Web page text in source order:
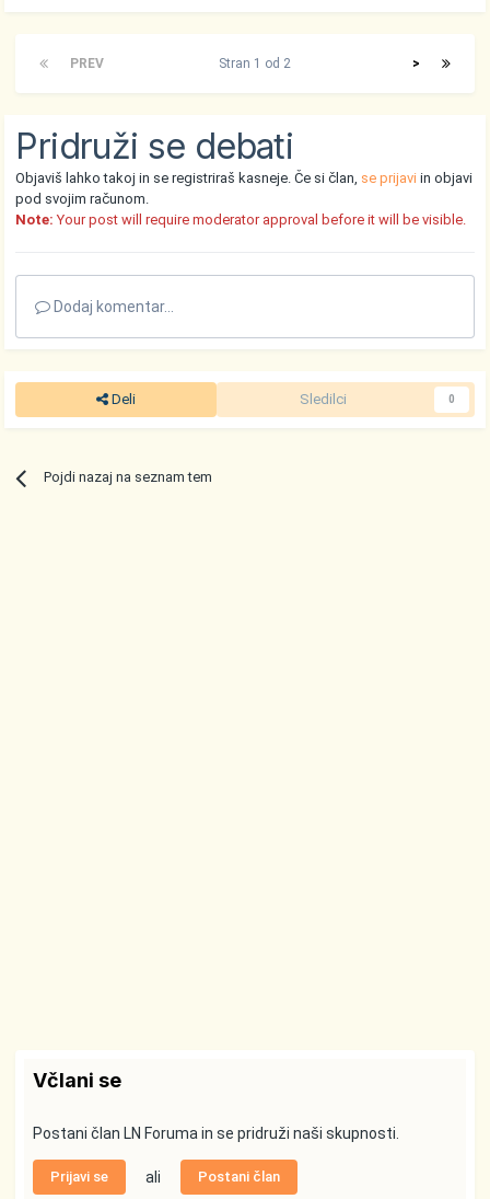
PREV >
Stran 1 od 2
Pridruži se debati
Objaviš lahko takoj in se registriraš kasneje. Če si član, se prijavi in objavi
pod svojim računom.
Note: Your post will require moderator approval before it will be visible.
Dodaj komentar...
Deli Sledilci 0
Pojdi nazaj na seznam tem
Včlani se
Postani član LN Foruma in se pridruži naši skupnosti.
Prijavi se ali Postani član